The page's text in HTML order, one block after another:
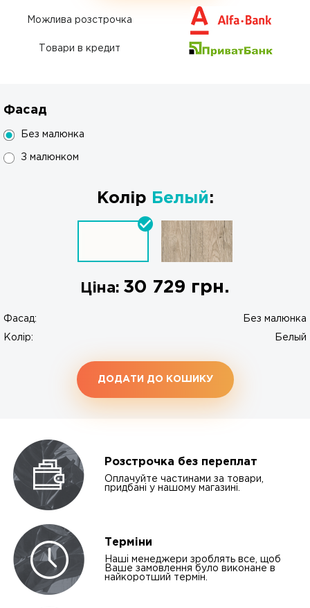
Можлива розстрочка
Товари в кредит
Фасад
Без малюнка
З малюнком
Колір Белый:
Ціна: 30 729 грн.
Фасад: Без малюнка
Колір: Белый
ДОДАТИ ДО КОШИКУ
Розстрочка без переплат
Оплачуйте частинами за товари,
придбані у нашому магазині.
Терміни
Наші менеджери зроблять все, щоб
Ваше замовлення було виконане в
найкоротший термін.